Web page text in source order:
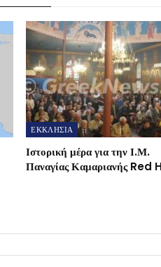
ΕΚΚΛΗΣΙΑ
Ιστορική μέρα για την Ι.Μ.
Παναγίας Καμαριανής Red